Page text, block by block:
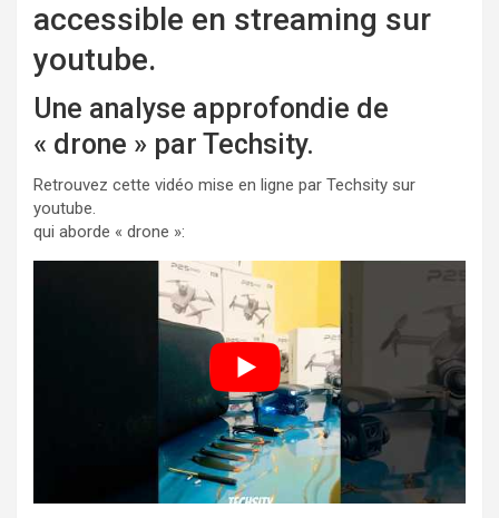
accessible en streaming sur
youtube.
Une analyse approfondie de
« drone » par Techsity.
Retrouvez cette vidéo mise en ligne par Techsity sur
youtube.
qui aborde « drone »: